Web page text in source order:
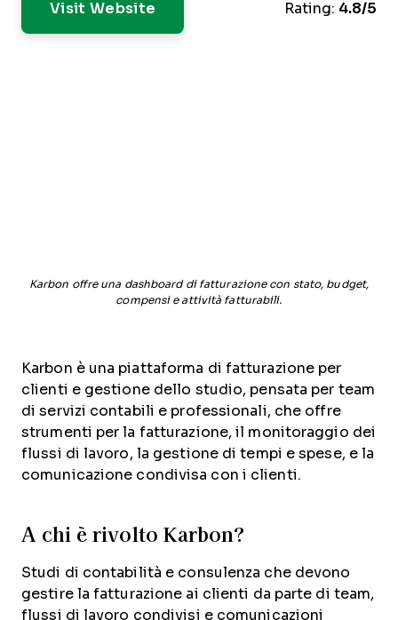
Visit Website Rating: 4.8/5
Karbon offre una dashboard di fatturazione con stato, budget,
compensi e attività fatturabili.
Karbon è una piattaforma di fatturazione per
clienti e gestione dello studio, pensata per team
di servizi contabili e professionali, che offre
strumenti per la fatturazione, il monitoraggio dei
flussi di lavoro, la gestione di tempi e spese, e la
comunicazione condivisa con i clienti.
A chi è rivolto Karbon?
Studi di contabilità e consulenza che devono
gestire la fatturazione ai clienti da parte di team,
flussi di lavoro condivisi e comunicazioni